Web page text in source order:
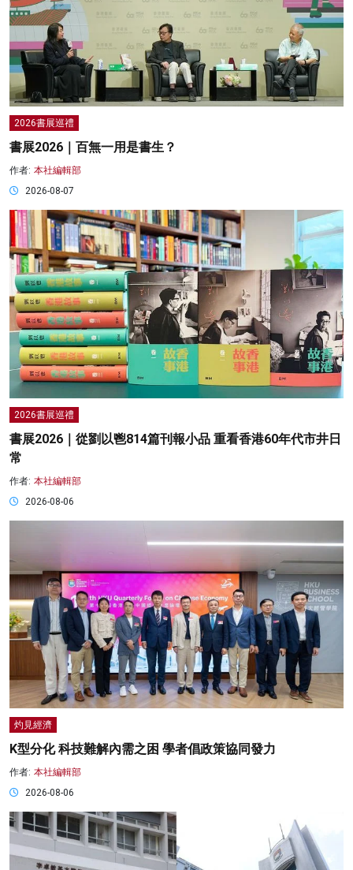
2026書展巡禮
書展2026｜百無一用是書生？
作者: 本社編輯部
2026-08-07
2026書展巡禮
書展2026｜從劉以鬯814篇刊報小品 重看香港60年代市井日
常
作者: 本社編輯部
2026-08-06
灼見經濟
K型分化 科技難解內需之困 學者倡政策協同發力
作者: 本社編輯部
2026-08-06